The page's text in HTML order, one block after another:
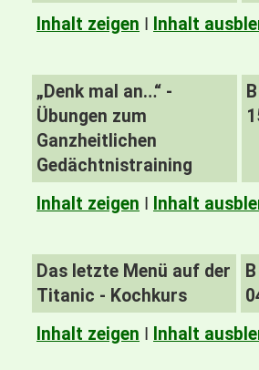
Inhalt zeigen I Inhalt
„Denk mal an…“ -
Übungen zum
Ganzheitlichen
Gedächtnistraining
B
Inhalt zeigen I Inhalt
Das letzte Menü auf der
Titanic - Kochkurs
B
Inhalt zeigen I Inhalt